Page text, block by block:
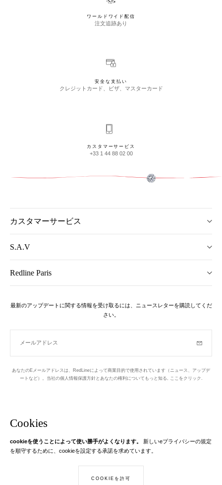
Cookies
cookieを使うことによって使い勝手がよくなります。
新しいeプライバシーの規定
を順守するために、cookieを設定する承諾を求めています。
COOKIEを許可
ワールドワイド配信
注文追跡あり
安全な支払い
クレジットカード、ビザ、マスターカード
カスタマーサービス
+33 1 44 88 02 00
カスタマーサービス
S.A.V
Redline Paris
最新のアップデートに関する情報を受け取るには、ニュースレターを購読してくだ
さい。
メールアドレス
あなたのEメールアドレスは、RedLineによって商業目的で使用されています（ニュース、アップデ
ートなど）。当社の個人情報保護方針とあなたの権利についてもっと知る,
ここをクリック
© Creaddict - 全著作権所有
Instagram Facebook Twitter Pinterest
あなたのEメール
あなたのEメールアドレスは、RedLineに関する情報を送信するためにのみ